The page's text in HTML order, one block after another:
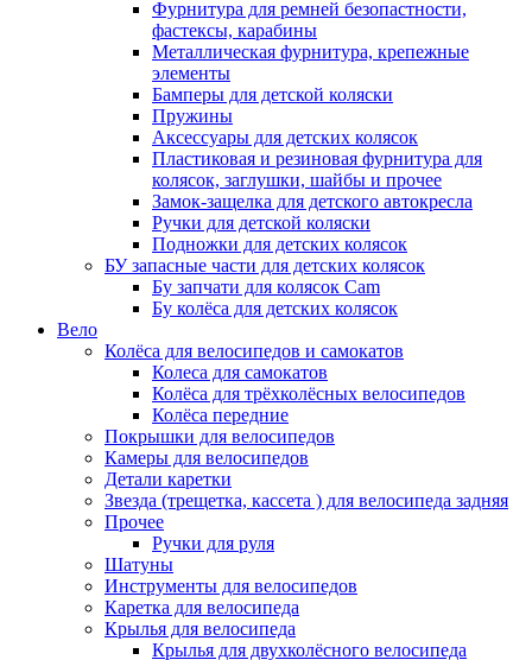
Фурнитура для ремней безопастности,
фастексы, карабины
Металлическая фурнитура, крепежные
элементы
Бамперы для детской коляски
Пружины
Аксессуары для детских колясок
Пластиковая и резиновая фурнитура для
колясок, заглушки, шайбы и прочее
Замок-защелка для детского автокресла
Ручки для детской коляски
Подножки для детских колясок
БУ запасные части для детских колясок
Бу запчати для колясок Cam
Бу колёса для детских колясок
Вело
Колёса для велосипедов и самокатов
Колеса для самокатов
Колёса для трёхколёсных велосипедов
Колёса передние
Покрышки для велосипедов
Камеры для велосипедов
Детали каретки
Звезда (трещетка, кассета ) для велосипеда задняя
Прочее
Ручки для руля
Шатуны
Инструменты для велосипедов
Каретка для велосипеда
Крылья для велосипеда
Крылья для двухколёсного велосипеда